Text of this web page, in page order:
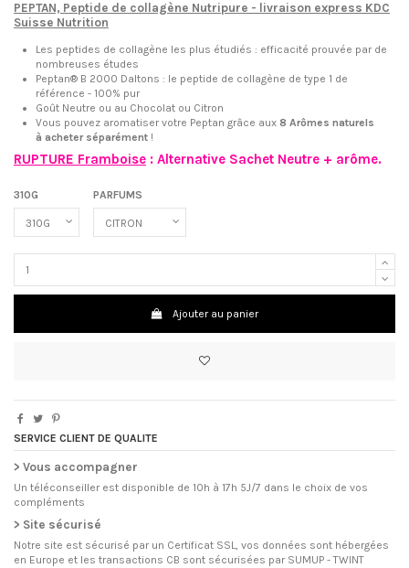
PEPTAN, Peptide de collagène Nutripure - livraison express KDC
Suisse Nutrition
Les peptides de collagène les plus étudiés : efficacité prouvée par de
nombreuses études
Peptan® B 2000 Daltons : le peptide de collagène de type 1 de
référence - 100% pur
Goût Neutre ou au Chocolat ou Citron
Vous pouvez aromatiser votre Peptan grâce aux 8 Arômes naturels
à acheter séparément !
RUPTURE Framboise : Alternative Sachet Neutre + arôme.
310G PARFUMS
Ajouter au panier
SERVICE CLIENT DE QUALITE
> Vous accompagner
Un téléconseiller est disponible de 10h à 17h 5J/7 dans le choix de vos
compléments
> Site sécurisé
Notre site est sécurisé par un Certificat SSL, vos données sont hébergées
en Europe et les transactions CB sont sécurisées par SUMUP - TWINT